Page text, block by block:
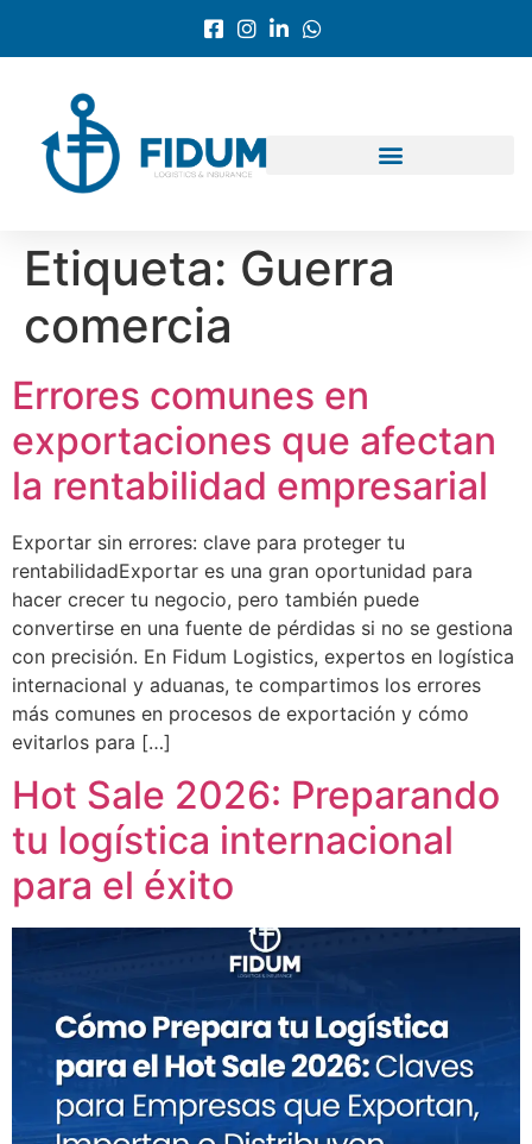
Etiqueta: Guerra
comercia
Errores comunes en
exportaciones que afectan
la rentabilidad empresarial
Exportar sin errores: clave para proteger tu
rentabilidadExportar es una gran oportunidad para
hacer crecer tu negocio, pero también puede
convertirse en una fuente de pérdidas si no se gestiona
con precisión. En Fidum Logistics, expertos en logística
internacional y aduanas, te compartimos los errores
más comunes en procesos de exportación y cómo
evitarlos para […]
Hot Sale 2026: Preparando
tu logística internacional
para el éxito